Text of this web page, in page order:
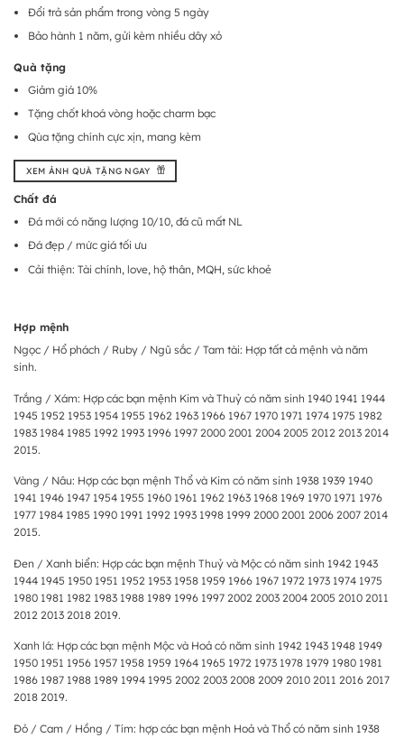
Đổi trả sản phẩm trong vòng 5 ngày
Bảo hành 1 năm, gửi kèm nhiều dây xỏ
Quà tặng
Giảm giá 10%
Tặng chốt khoá vòng hoặc charm bạc
Qùa tặng chính cực xịn, mang kèm
XEM ẢNH QUÀ TẶNG NGAY
Chất đá
Đá mới có năng lượng 10/10, đá cũ mất NL
Đá đẹp / mức giá tối ưu
Cải thiện: Tài chính, love, hộ thân, MQH, sức khoẻ
Hợp mệnh
Ngọc / Hổ phách / Ruby / Ngũ sắc / Tam tài: Hợp tất cả mệnh và năm
sinh.
Trắng / Xám: Hợp các bạn mệnh Kim và Thuỷ có năm sinh 1940 1941 1944
1945 1952 1953 1954 1955 1962 1963 1966 1967 1970 1971 1974 1975 1982
1983 1984 1985 1992 1993 1996 1997 2000 2001 2004 2005 2012 2013 2014
2015.
Vàng / Nâu: Hợp các bạn mệnh Thổ và Kim có năm sinh 1938 1939 1940
1941 1946 1947 1954 1955 1960 1961 1962 1963 1968 1969 1970 1971 1976
1977 1984 1985 1990 1991 1992 1993 1998 1999 2000 2001 2006 2007 2014
2015.
Đen / Xanh biển: Hợp các bạn mệnh Thuỷ và Mộc có năm sinh 1942 1943
1944 1945 1950 1951 1952 1953 1958 1959 1966 1967 1972 1973 1974 1975
1980 1981 1982 1983 1988 1989 1996 1997 2002 2003 2004 2005 2010 2011
2012 2013 2018 2019.
Xanh lá: Hợp các bạn mệnh Mộc và Hoả có năm sinh 1942 1943 1948 1949
1950 1951 1956 1957 1958 1959 1964 1965 1972 1973 1978 1979 1980 1981
1986 1987 1988 1989 1994 1995 2002 2003 2008 2009 2010 2011 2016 2017
2018 2019.
Đỏ / Cam / Hồng / Tím: hợp các bạn mệnh Hoả và Thổ có năm sinh 1938